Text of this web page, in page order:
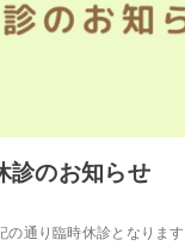
診のお知らせ
の通り臨時休診となりま